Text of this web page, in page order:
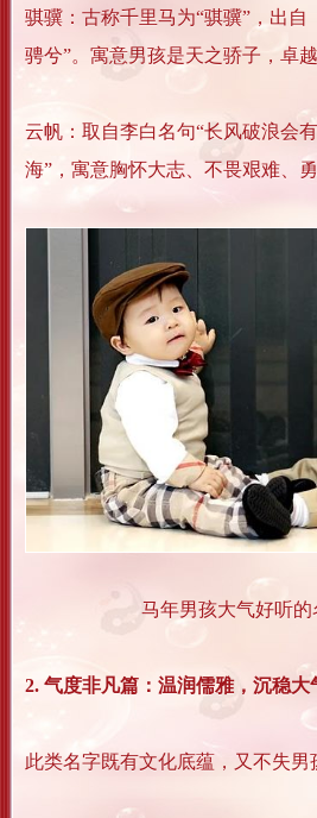
骐骥：古称千里马为“骐骥”，出自
骋兮”。寓意男孩是天之骄子，卓越
云帆：取自李白名句“长风破浪会
海”，寓意胸怀大志、不畏艰难、勇
马年男孩大气好听的
2. 气度非凡篇：温润儒雅，沉稳大
此类名字既有文化底蕴，又不失男